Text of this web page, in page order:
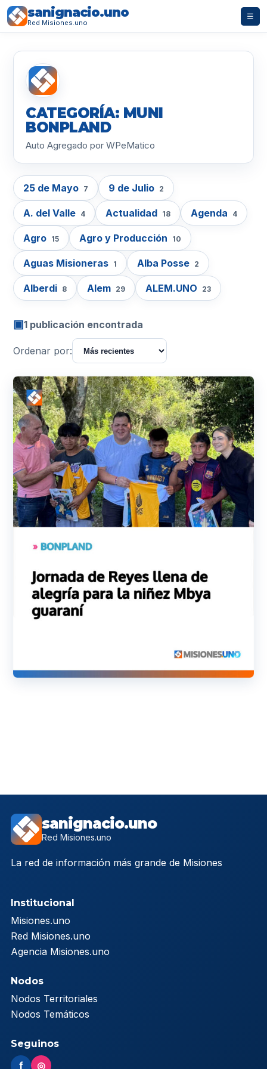
sanignacio.uno
Red Misiones.uno
☰
CATEGORÍA: MUNI
BONPLAND
Auto Agregado por WPeMatico
25 de Mayo 7 9 de Julio 2
A. del Valle 4 Actualidad 18 Agenda 4
Agro 15 Agro y Producción 10
Aguas Misioneras 1 Alba Posse 2
Alberdi 8 Alem 29 ALEM.UNO 23
▣1 publicación encontrada
Ordenar por:
sanignacio.uno
Red Misiones.uno
La red de información más grande de Misiones
Institucional
Misiones.uno
Red Misiones.uno
Agencia Misiones.uno
Nodos
Nodos Territoriales
Nodos Temáticos
Seguinos
f ◎